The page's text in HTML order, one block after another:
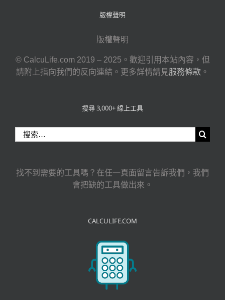
版權聲明
版權聲明
© CalcuLife.com 2019 – 2025。歡迎引用本站內容，但
請附上指向我們的反向連結。更多詳情請見服務條款 。
搜尋 3,000+ 線上工具
索
果：
找不到需要的工具嗎？在任一頁面留言告訴我們，我們
會把缺的工具做出來。
CALCULIFE.COM